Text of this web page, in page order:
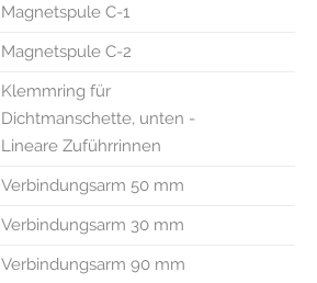
Magnetspule C-1
Magnetspule C-2
Klemmring für
Dichtmanschette, unten -
Lineare Zuführrinnen
Verbindungsarm 50 mm
Verbindungsarm 30 mm
Verbindungsarm 90 mm